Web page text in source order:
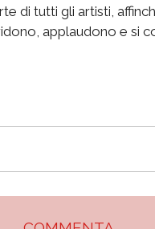
di tutti gli artisti,
applaudono e si